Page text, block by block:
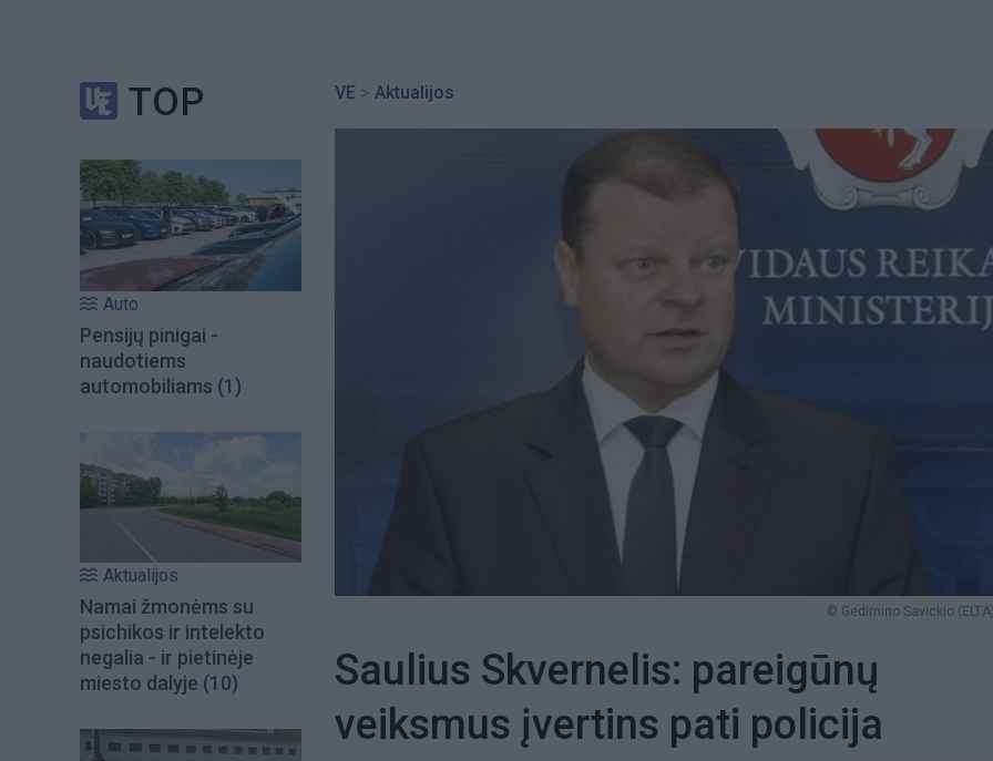
TOP
Auto
Pensijų pinigai -
naudotiems
automobiliams (1)
Aktualijos
Namai žmonėms su
psichikos ir intelekto
negalia - ir pietinėje
miesto dalyje (10)
VE > Aktualijos
© Gedimino Savickio
Saulius Skvernelis: pareigūnų
veiksmus įvertins pati policija